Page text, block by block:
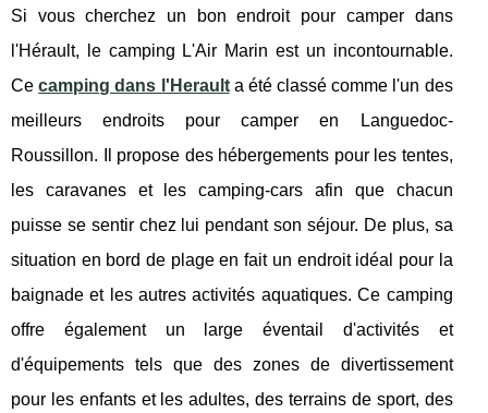
Si vous cherchez un bon endroit pour camper dans
l'Hérault, le camping L'Air Marin est un incontournable.
Cecamping dans l'Heraulta été classé comme l'un des
meilleurs endroits pour camper en Languedoc-
Roussillon. Il propose des hébergements pour les tentes,
les caravanes et les camping-cars afin que chacun
puisse se sentir chez lui pendant son séjour. De plus, sa
situation en bord de plage en fait un endroit idéal pour la
baignade et les autres activités aquatiques. Ce camping
offre également un large éventail d'activités et
d'équipements tels que des zones de divertissement
pour les enfants et les adultes, des terrains de sport, des